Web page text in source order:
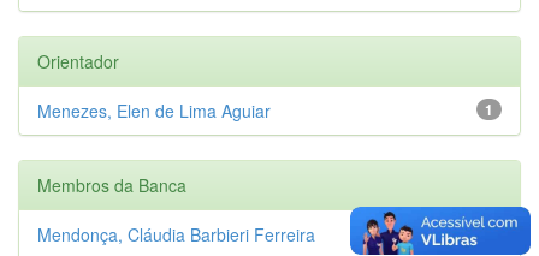
Orientador
1
Menezes, Elen de Lima Aguiar
Membros da Banca
1
Mendonça, Cláudia Barbieri Ferreira